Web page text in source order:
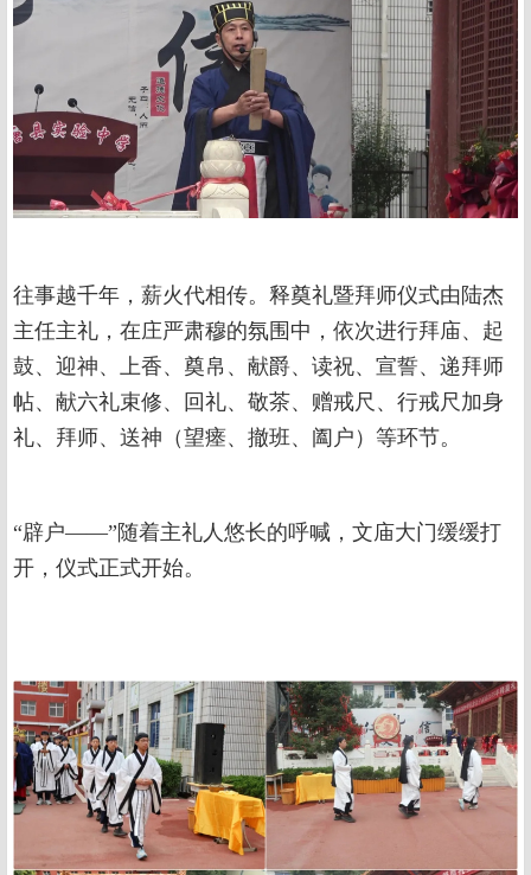
往事越千年，薪火代相传。释奠礼暨拜师仪式由陆杰
主任主礼，在庄严肃穆的氛围中，依次进行拜庙、起
鼓、迎神、上香、奠帛、献爵、读祝、宣誓、递拜师
帖、献六礼束修、回礼、敬茶、赠戒尺、行戒尺加身
礼、拜师、送神（望瘗、撤班、阖户）等环节。
“辟户——”随着主礼人悠长的呼喊，文庙大门缓缓打
开，仪式正式开始。